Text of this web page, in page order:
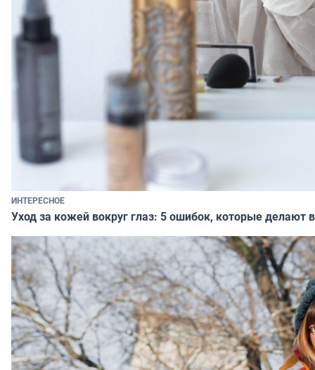
ИНТЕРЕСНОЕ
Уход за кожей вокруг глаз: 5 ошибок, которые делают